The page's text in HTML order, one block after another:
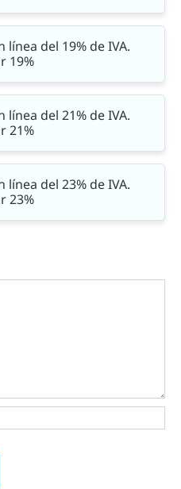
línea del 19% de IVA.
19%
línea del 21% de IVA.
21%
línea del 23% de IVA.
23%